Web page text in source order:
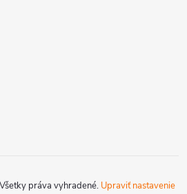
práva vyhradené. Upraviť nastavenie